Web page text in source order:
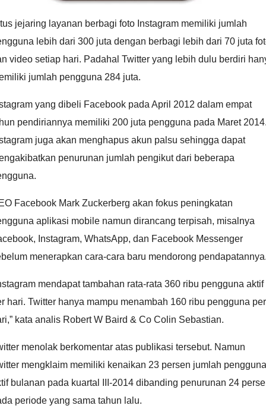
jejaring layanan berbagi foto Instagram memiliki jumlah
lebih dari 300 juta dengan berbagi lebih dari 70 juta
video setiap hari. Padahal Twitter yang lebih dulu berdiri
jumlah pengguna 284 juta.
yang dibeli Facebook pada April 2012 dalam empat
pendiriannya memiliki 200 juta pengguna pada Maret
juga akan menghapus akun palsu sehingga dapat
penurunan jumlah pengikut dari beberapa
Facebook Mark Zuckerberg akan fokus peningkatan
aplikasi mobile namun dirancang terpisah, misalnya
Instagram, WhatsApp, dan Facebook Messenger
menerapkan cara-cara baru mendorong
mendapat tambahan rata-rata 360 ribu pengguna aktif
hari. Twitter hanya mampu menambah 160 ribu pengguna per
kata analis Robert W Baird & Co Colin Sebastian.
menolak berkomentar atas publikasi tersebut. Namun
mengklaim memiliki kenaikan 23 persen jumlah pengguna
bulanan pada kuartal III-2014 dibanding penurunan 24
periode yang sama tahun lalu.